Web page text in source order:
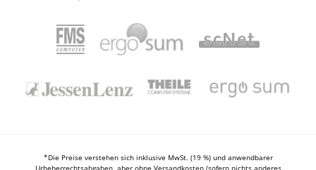
*Die Preise verstehen sich inklusive MwSt. (19 %) und anwendbarer
Urheberrechtsabgaben, aber ohne Versandkosten (sofern nichts anderes